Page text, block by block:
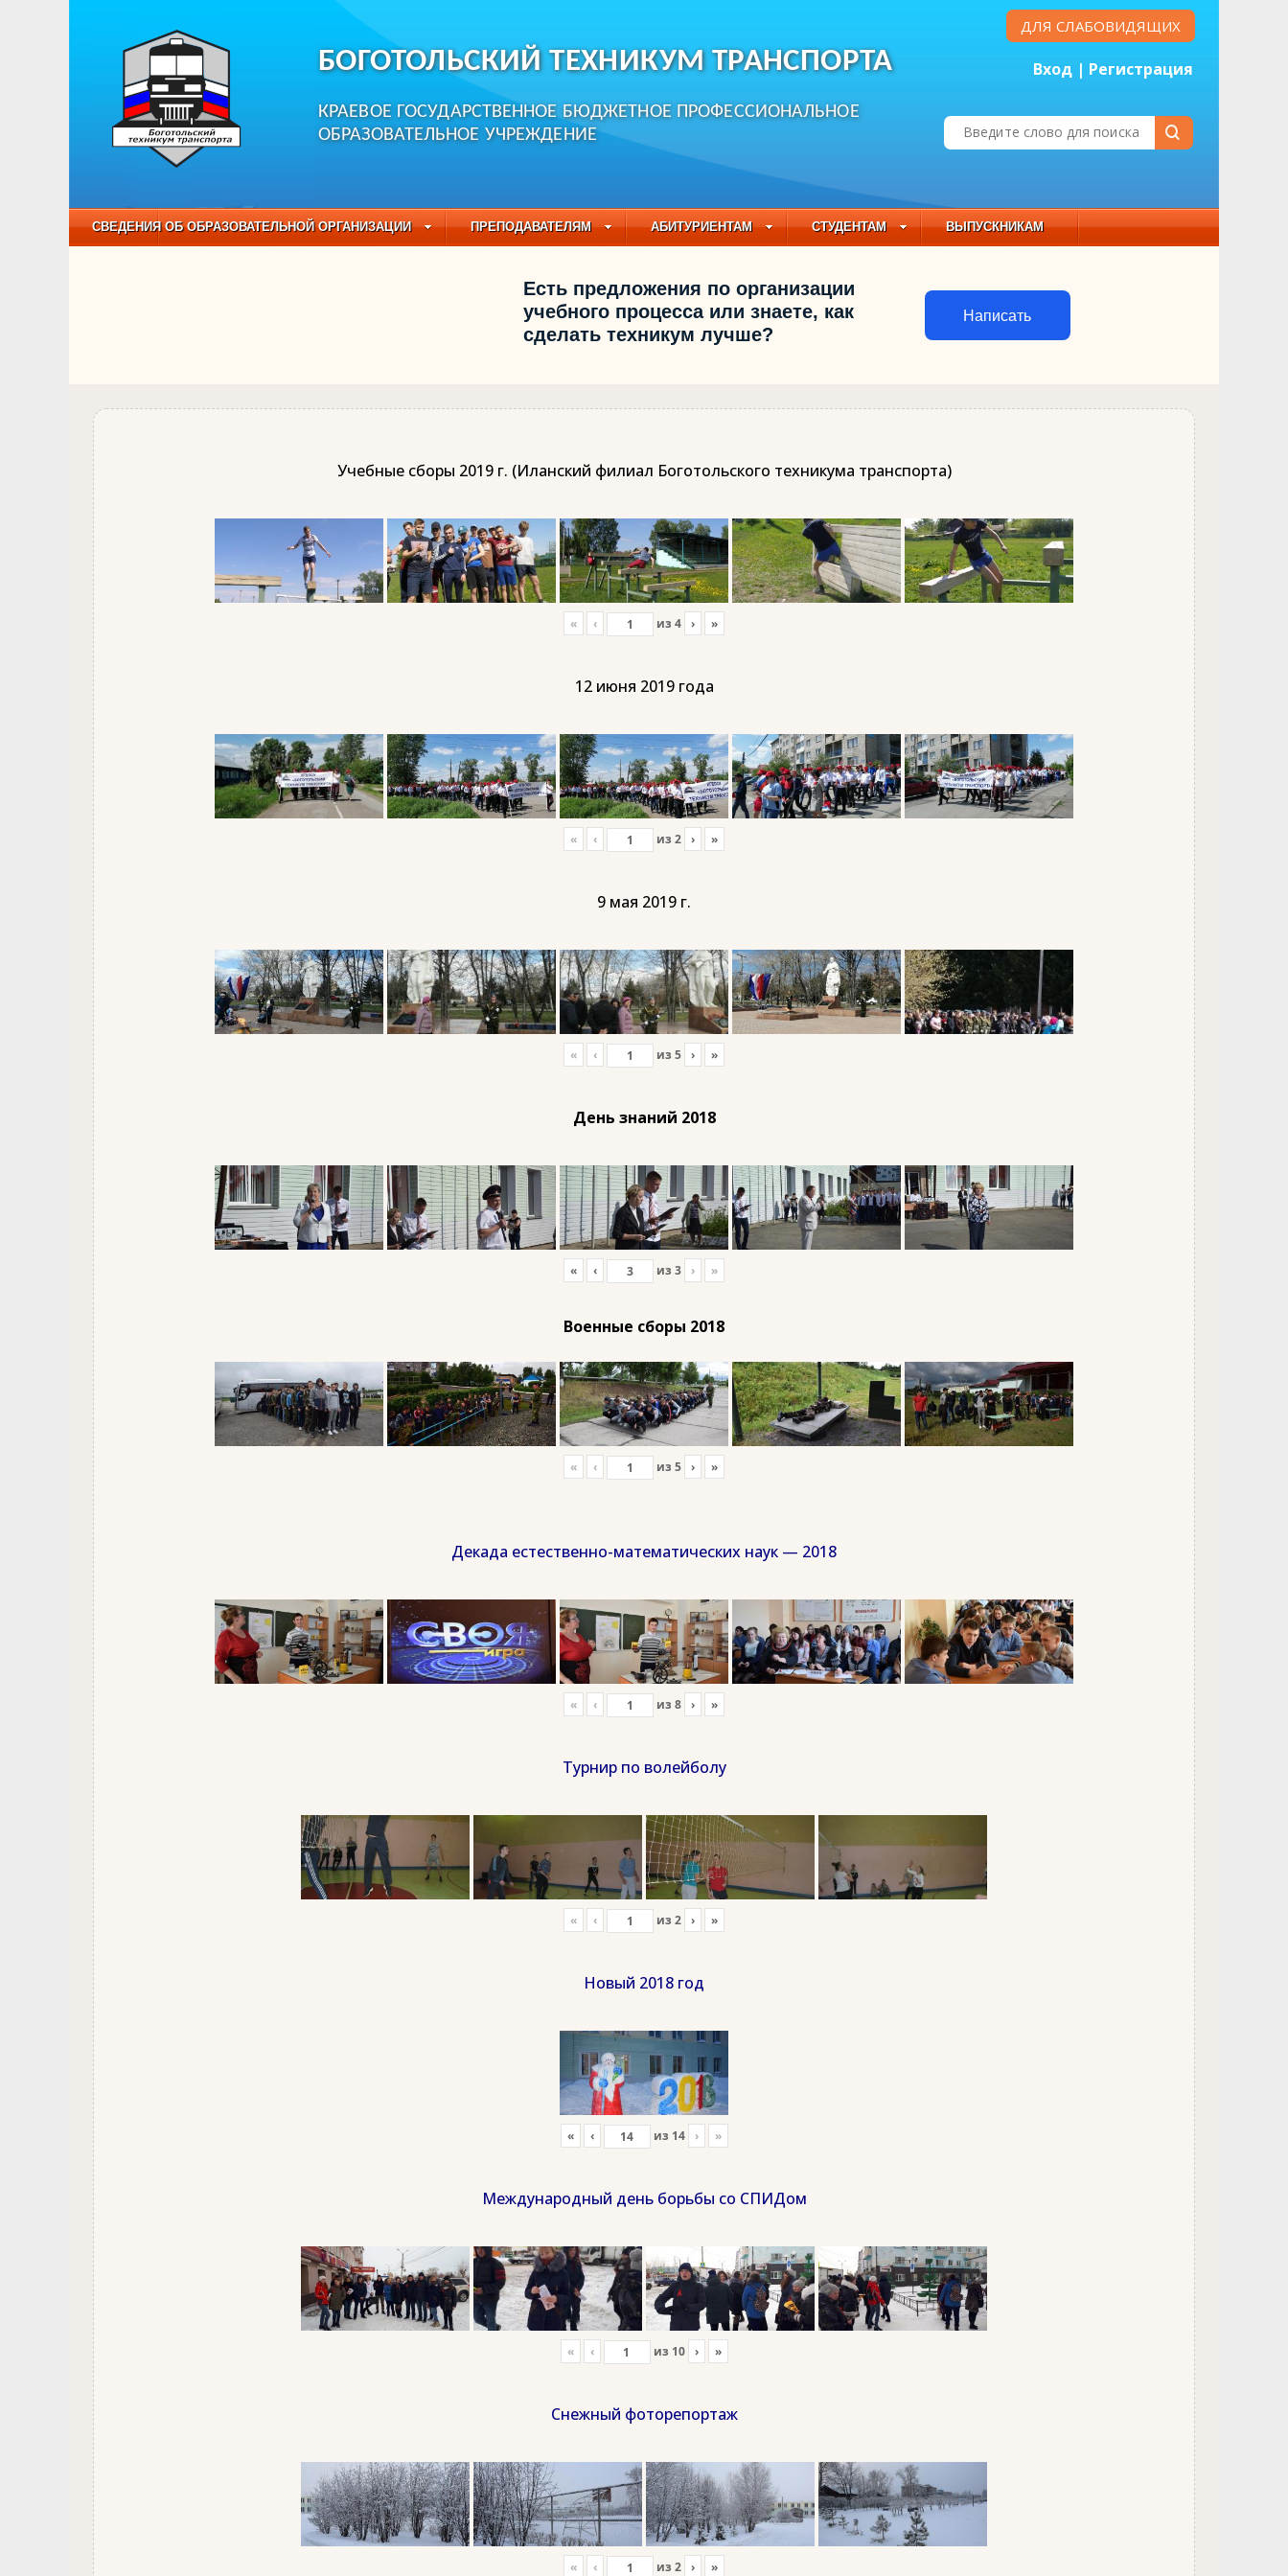
БОГОТОЛЬСКИЙ ТЕХНИКУМ ТРАНСПОРТА
КРАЕВОЕ ГОСУДАРСТВЕННОЕ БЮДЖЕТНОЕ ПРОФЕССИОНАЛЬНОЕ
ОБРАЗОВАТЕЛЬНОЕ УЧРЕЖДЕНИЕ
ДЛЯ СЛАБОВИДЯЩИХ
Вход | Регистрация
СВЕДЕНИЯ ОБ ОБРАЗОВАТЕЛЬНОЙ ОРГАНИЗАЦИИ ПРЕПОДАВАТЕЛЯМ АБИТУРИЕНТАМ СТУДЕНТАМ ВЫПУСКНИКАМ
НАБОР ОБУЧАЮЩИХСЯ НА 2021-2022 УЧЕБНЫЙ ГОД
Есть предложения по организации
учебного процесса или знаете, как
сделать техникум лучше?
Написать
Учебные сборы 2019 г. (Иланский филиал Боготольского техникума транспорта)
« ‹ из 4 › »
12 июня 2019 года
« ‹ из 2 › »
9 мая 2019 г.
« ‹ из 5 › »
День знаний 2018
« ‹ из 3 › »
Военные сборы 2018
« ‹ из 5 › »
Декада естественно-математических наук — 2018
« ‹ из 8 › »
Турнир по волейболу
« ‹ из 2 › »
Новый 2018 год
« ‹ из 14 › »
Международный день борьбы со СПИДом
« ‹ из 10 › »
Снежный фоторепортаж
« ‹ из 2 › »